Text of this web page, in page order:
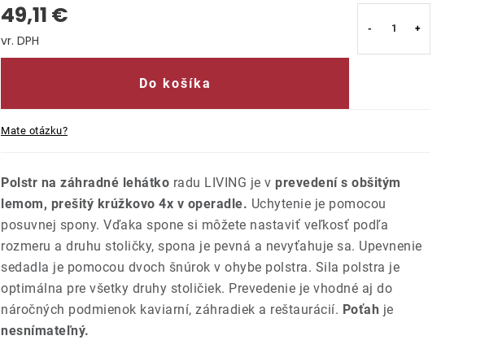
49,11 €
Jednotková cena:
Do košíka
Mate otázku?
Polstr na záhradné lehátko radu LIVING je v prevedení s obšitým
lemom, prešitý krúžkovo 4x v operadle. Uchytenie je pomocou
posuvnej spony. Vďaka spone si môžete nastaviť veľkosť podľa
rozmeru a druhu stoličky, spona je pevná a nevyťahuje sa. Upevnenie
sedadla je pomocou dvoch šnúrok v ohybe polstra. Sila polstra je
optimálna pre všetky druhy stoličiek. Prevedenie je vhodné aj do
náročných podmienok kaviarní, záhradiek a reštaurácií. Poťah je
nesnímateľný.